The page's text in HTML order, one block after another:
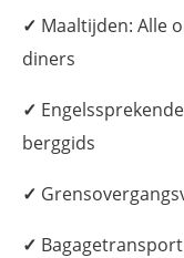
✓ Maaltijden: Alle
diners
✓
berggids
✓
✓ Bagagetransport